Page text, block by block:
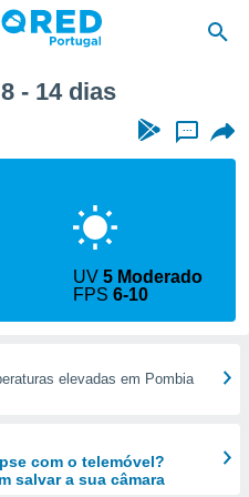
- 14 dias
...
UV5 Moderado
FPS6-10
elevadas em Pombia
com o telemóvel?
salvar a sua câmara